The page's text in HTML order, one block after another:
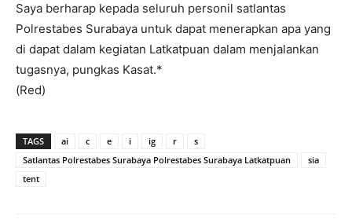
Saya berharap kepada seluruh personil satlantas
Polrestabes Surabaya untuk dapat menerapkan apa yang
di dapat dalam kegiatan Latkatpuan dalam menjalankan
tugasnya, pungkas Kasat.*
(Red)
TAGS ai c e i ig r
s
Satlantas Polrestabes Surabaya Polrestabes Surabaya Latkatpuan
sia
tent